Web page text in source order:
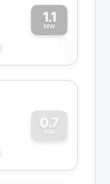
1.1
MW
1
0.7
MW
0